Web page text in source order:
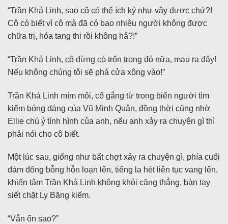
“Trần Khả Linh, sao cô có thể ích kỷ như vậy được chứ?!
Cô có biết vì cô mà đã có bao nhiêu người không được
chữa trị, hóa tang thi rồi không hả?!”
“Trần Khả Linh, cô đừng có trốn trong đó nữa, mau ra đây!
Nếu không chúng tôi sẽ phá cửa xông vào!”
Trần Khả Linh mím môi, cố gắng từ trong biển người tìm
kiếm bóng dáng của Vũ Minh Quân, đồng thời cũng nhờ
Ellie chú ý tình hình của anh, nếu anh xảy ra chuyện gì thì
phải nói cho cô biết.
Một lúc sau, giống như bất chợt xảy ra chuyện gì, phía cuối
đám đông bỗng hỗn loạn lên, tiếng la hét liên tục vang lên,
khiến tâm Trần Khả Linh không khỏi căng thẳng, bàn tay
siết chặt Ly Băng kiếm.
“Vẫn ổn sao?”